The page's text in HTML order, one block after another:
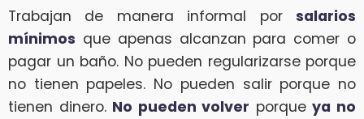
Trabajan de manera informal por salarios
mínimos que apenas alcanzan para comer o
pagar un baño. No pueden regularizarse porque
no tienen papeles. No pueden salir porque no
tienen dinero. No pueden volver porqueya no